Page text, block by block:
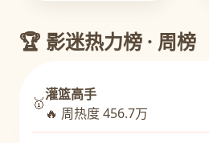
🏆 影迷热力榜 · 周榜
🥇灌篮高手
🔥 周热度 456.7万